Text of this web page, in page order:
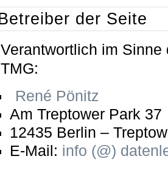
der Seite
Verantwortlich im Sinne
TMG:
René Pönitz
Am Treptower Park 37
12435 Berlin – Treptow
E-Mail: info (@)